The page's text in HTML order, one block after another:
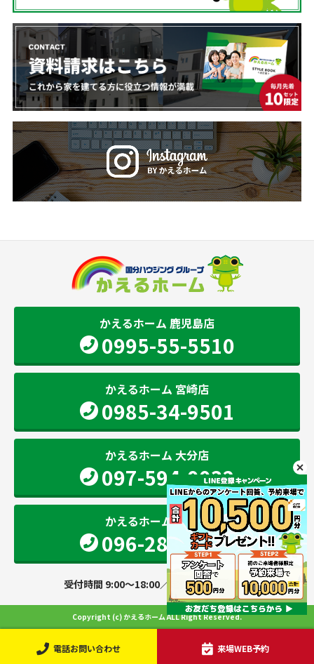
かえるホーム 鹿児島店
0995-55-5510
かえるホーム 宮崎店
0985-34-9501
かえるホーム 大分店
097-594-0032
かえるホーム 熊本店
096-283-2207
受付時間 9:00～18:00／定休日 火・水曜日
電話お問い合わせ 来場WEB予約
Copyright (c) かえるホーム ALL Right Reserved.